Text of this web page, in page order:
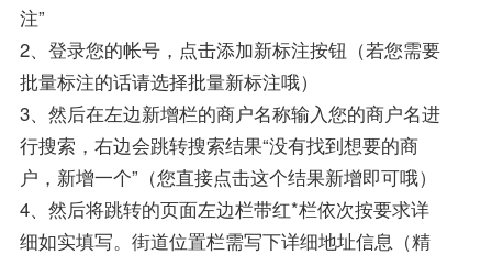
注”
2、登录您的帐号，点击添加新标注按钮（若您需要
批量标注的话请选择批量新标注哦）
3、然后在左边新增栏的商户名称输入您的商户名进
行搜索，右边会跳转搜索结果“没有找到想要的商
户，新增一个”（您直接点击这个结果新增即可哦）
4、然后将跳转的页面左边栏带红*栏依次按要求详
细如实填写。街道位置栏需写下详细地址信息（精